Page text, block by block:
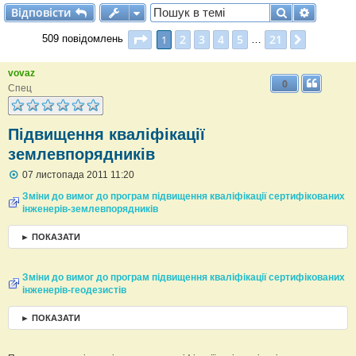
Відповісти
Відповісти Пошук
509 повідомлень Сторінка1 з21
1 2 3 4 5 … 21
vovaz
Спец
Підвищення кваліфікації
землевпорядників
0
П
в
о
м
л
н
н
я
07 листопада 2011 11:20
Зміни до вимог до програм підвищення кваліфікації сертифікованих
інженерів-землевпорядників
► ПОКАЗАТИ
Зміни до вимог до програм підвищення кваліфікації сертифікованих
інженерів-геодезистів
► ПОКАЗАТИ